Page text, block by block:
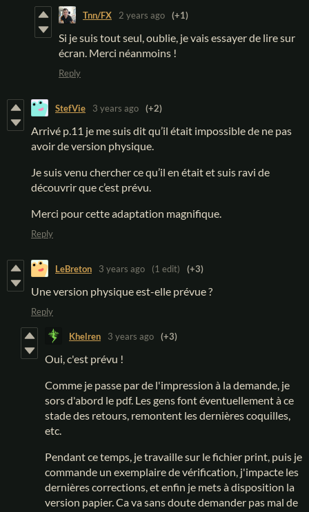
Tnn/FX 2 years ago (+1)
Si je suis tout seul, oublie, je vais essayer de lire sur
écran. Merci néanmoins !
Reply
StefVie 3 years ago (+2)
Arrivé p.11 je me suis dit qu’il était impossible de ne pas
avoir de version physique.
Je suis venu chercher ce qu’il en était et suis ravi de
découvrir que c’est prévu.
Merci pour cette adaptation magnifique.
Reply
LeBreton 3 years ago (1 edit) (+3)
Une version physique est-elle prévue ?
Reply
Khelren 3 years ago (+3)
Oui, c'est prévu !
Comme je passe par de l'impression à la demande, je
sors d'abord le pdf. Les gens font éventuellement à ce
stade des retours, remontent les dernières coquilles,
etc.
Pendant ce temps, je travaille sur le fichier print, puis je
commande un exemplaire de vérification, j'impacte les
dernières corrections, et enfin je mets à disposition la
version papier. Ca va sans doute demander pas mal de